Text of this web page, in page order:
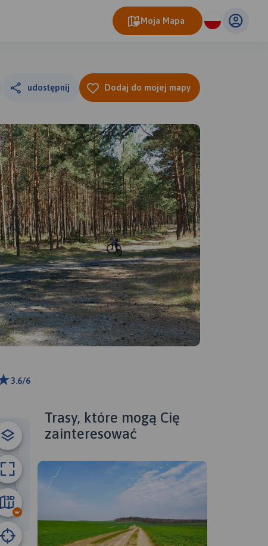
Moja Mapa
udostępnij Dodaj do mojej mapy
3.6/6
30 km
Trasy, które mogą Cię
zainteresować